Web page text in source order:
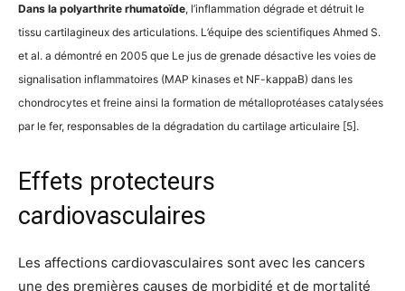
Dans la polyarthrite rhumatoïde, l’inflammation dégrade et détruit le
tissu cartilagineux des articulations. L’équipe des scientifiques Ahmed S.
et al. a démontré en 2005 que Le jus de grenade désactive les voies de
signalisation inflammatoires (MAP kinases et NF-kappaB) dans les
chondrocytes et freine ainsi la formation de métalloprotéases catalysées
par le fer, responsables de la dégradation du cartilage articulaire [5].
Effets protecteurs
cardiovasculaires
Les affections cardiovasculaires sont avec les cancers
une des premières causes de morbidité et de mortalité